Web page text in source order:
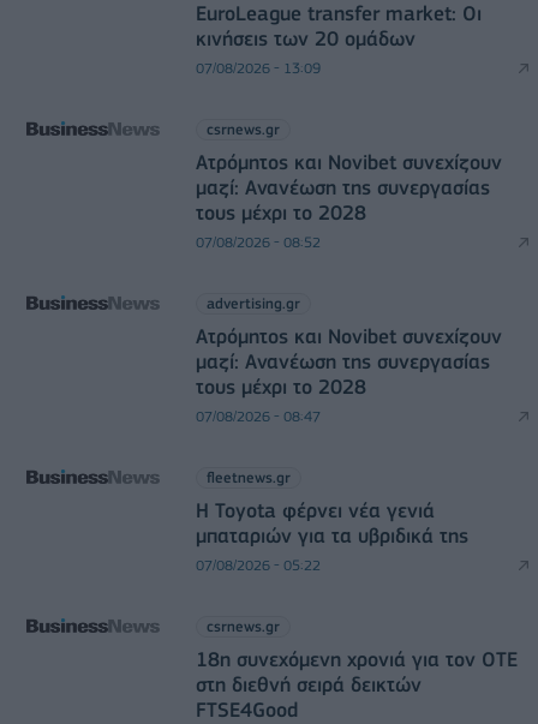
EuroLeague transfer market: Οι
κινήσεις των 20 ομάδων
07/08/2026 - 13:09
csrnews.gr
Ατρόμητος και Novibet συνεχίζουν
μαζί: Ανανέωση της συνεργασίας
τους μέχρι το 2028
07/08/2026 - 08:52
advertising.gr
Ατρόμητος και Novibet συνεχίζουν
μαζί: Ανανέωση της συνεργασίας
τους μέχρι το 2028
07/08/2026 - 08:47
fleetnews.gr
Η Toyota φέρνει νέα γενιά
μπαταριών για τα υβριδικά της
07/08/2026 - 05:22
csrnews.gr
18η συνεχόμενη χρονιά για τον ΟΤΕ
στη διεθνή σειρά δεικτών
FTSE4Good